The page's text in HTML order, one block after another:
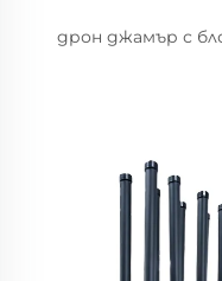
дрон джамър с